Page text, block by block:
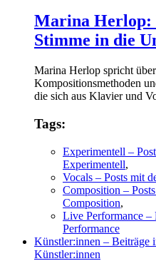
Marina
Stimme in die
Marina Herlop spricht
Kompositionsmethoden
die sich aus Klavier und
Tags:
Experimentell –
Experimentell,
Vocals – Posts mit
Composition –
Composition,
Live Performance –
Performance
Künstler:innen – Beiträge
Künstler:innen